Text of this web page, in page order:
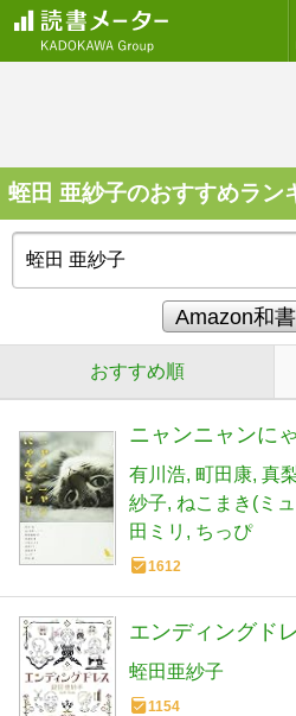
蛭田 亜紗子のおすすめラン
おすすめ順
ニャンニャンに
有川浩 町田康 真
紗子 ねこまき(ミ
田ミリ
ちっぴ
1612
エンディングド
蛭田亜紗子
1154